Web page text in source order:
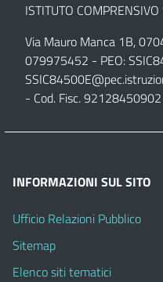
ISTITUTO
Via Mauro Manca 1B,
079975452 - PEO:
- Cod. Fisc.
INFORMAZIONI SUL SITO
Ufficio Relazioni Pubblico
Sitemap
Elenco siti tematici